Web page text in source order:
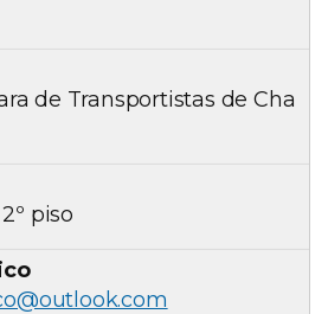
de Transportistas de Cha
piso